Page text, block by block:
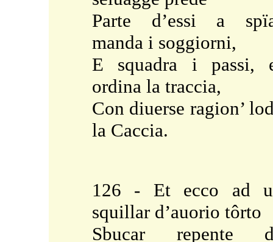
Parte d’essi a
manda i soggiorni,
E squadra i passi,
ordina la traccia,
Con diuerse ragion’
la Caccia.
126 - Et ecco ad
squillar d’auorio tôrto
Sbucar repente